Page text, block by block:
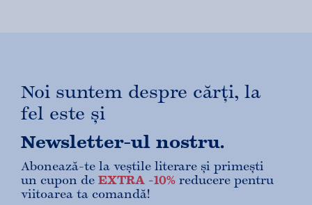
Noi suntem despre cărți, la
fel este și
Newsletter-ul nostru.
Abonează-te la veștile literare și primești
un cupon de EXTRA -10% reducere pentru
viitoarea ta comandă!